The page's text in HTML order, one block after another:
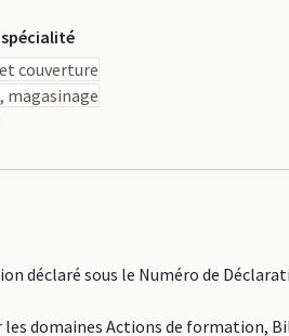
couverture
déclaré sous le Numéro de
domaines Actions de formation,